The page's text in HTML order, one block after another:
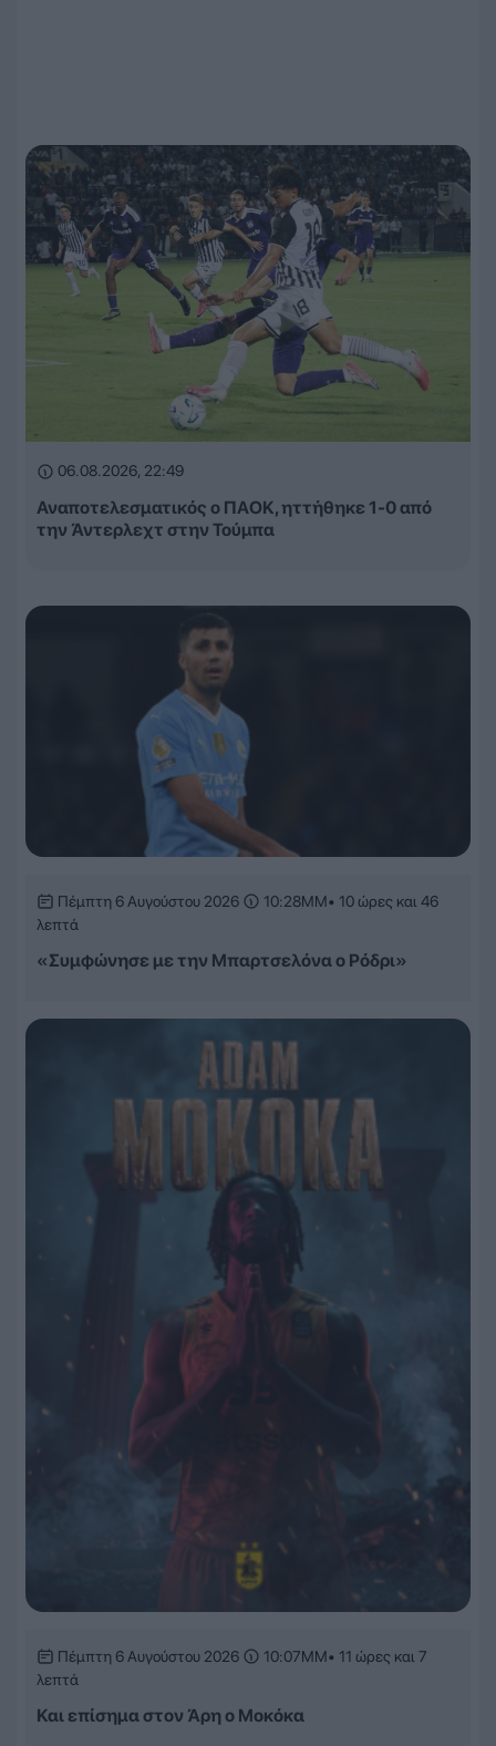
06.08.2026, 22:49
Αναποτελεσματικός ο ΠΑΟΚ, ηττήθηκε 1-0 από
την Άντερλεχτ στην Τούμπα
Πέμπτη 6 Αυγούστου 2026 10:28ΜΜ• 10 ώρες και 46
λεπτά
«Συμφώνησε με την Μπαρτσελόνα ο Ρόδρι»
Πέμπτη 6 Αυγούστου 2026 10:07ΜΜ• 11 ώρες και 7
λεπτά
Και επίσημα στον Άρη ο Μοκόκα